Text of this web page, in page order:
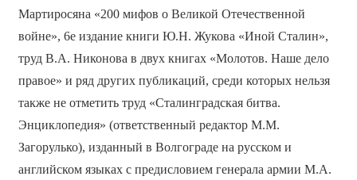
Мартиросяна «200 мифов о Великой Отечественной
войне», 6­е издание книги Ю.Н. Жукова «Иной Сталин»,
труд В.А. Никонова в двух книгах «Молотов. Наше дело
правое» и ряд других публикаций, среди которых нельзя
также не отметить труд «Сталинградская битва.
Энциклопедия» (ответственный редактор М.М.
Загорулько), изданный в Волгограде на русском и
английском языках с предисловием генерала армии М.А.